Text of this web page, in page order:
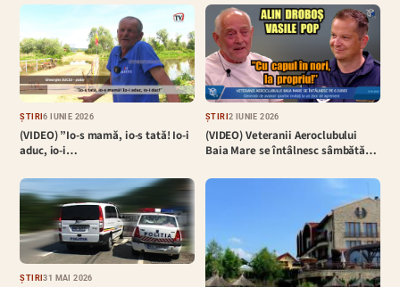
ȘTIRI6 IUNIE 2026
(VIDEO) ”Io-s mamă, io-s tată! Io-i
aduc, io-i…
ȘTIRI2 IUNIE 2026
(VIDEO) Veteranii Aeroclubului
Baia Mare se întâlnesc sâmbătă…
ȘTIRI31 MAI 2026